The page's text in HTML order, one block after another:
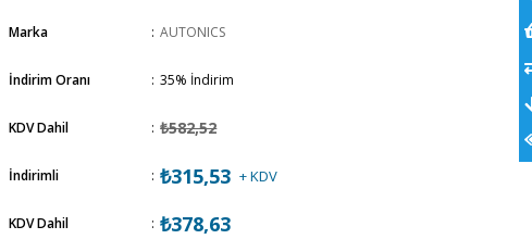
Marka : AUTONICS
İndirim Oranı : %
35 İndirim
KDV Dahil : ₺582,52
İndirimli : ₺315,53 + KDV
KDV Dahil : ₺378,63